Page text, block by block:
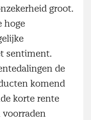
groot.
hoge
sentiment.
de
komend
korte rente